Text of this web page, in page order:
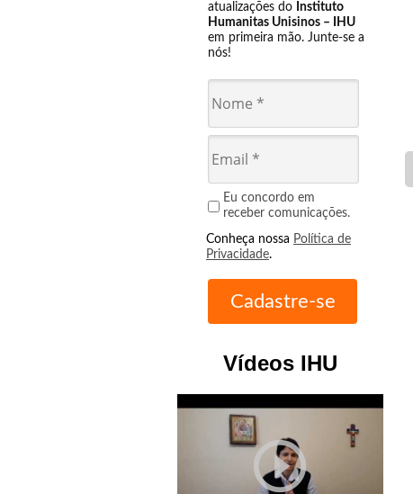
atualizações do Instituto
Humanitas Unisinos – IHU
em primeira mão. Junte-se a
nós!
Eu concordo em
receber comunicações.
Conheça nossa Política de
Privacidade.
Vídeos IHU
play_circle_outline